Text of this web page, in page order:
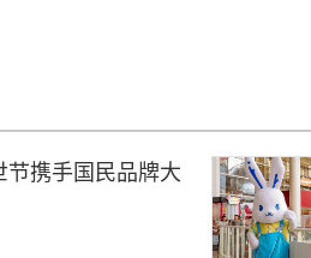
携手国民品牌大